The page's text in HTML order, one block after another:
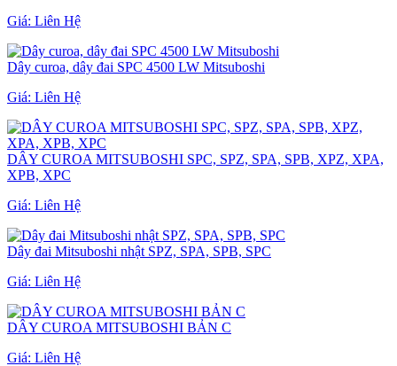
Giá: Liên Hệ
Dây curoa, dây đai SPC 4500 LW Mitsuboshi
Giá: Liên Hệ
DÂY CUROA MITSUBOSHI SPC, SPZ, SPA, SPB, XPZ, XPA,
XPB, XPC
Giá: Liên Hệ
Dây đai Mitsuboshi nhật SPZ, SPA, SPB, SPC
Giá: Liên Hệ
DÂY CUROA MITSUBOSHI BẢN C
Giá: Liên Hệ